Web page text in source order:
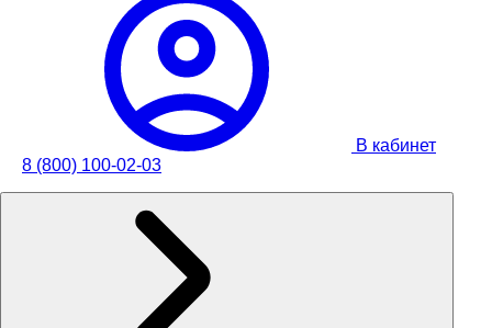
В кабинет
8 (800) 100-02-03